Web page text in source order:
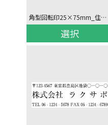
角型回転印25×75mm_住所/社名_ヨコ
選択